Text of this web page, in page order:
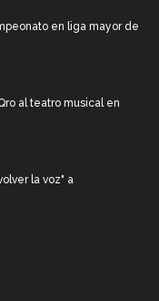
en liga mayor de
al teatro musical en
la voz" a